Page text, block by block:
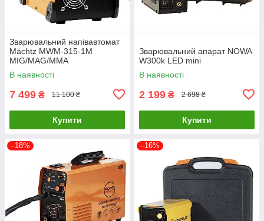
Зварювальний напівавтомат
Mächtz MWM-315-1M
MIG/MAG/MMA
В наявності
7 499 ₴ 11 100 ₴
Купити
Зварювальний апарат NOWA
W300k LED mini
В наявності
2 199 ₴ 2 698 ₴
Купити
–18% –16%